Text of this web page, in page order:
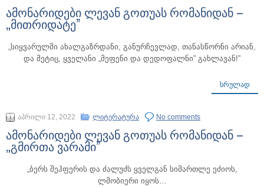
ამონარიდები ლევან გოთუას რომანიდან –
„მითრიდატე”
„სიყვარულში ახალგაზრდანი, განურჩევლად, თანასწორნი არიან,
და მეტიც, ყველანი „მეფენი და დედოფალნი” გახლავან!”
ᲡᲠᲣᲚᲐᲓ
აპრილი 12, 2022 ლიტერატურა No comments
ამონარიდები ლევან გოთუას რომანიდან –
„გმირთა ვარამი”
„ბერს შეჰფერის და ძალუძს ყველგან სიმართლე ეძიოს,
ლმობიერი იყოს…